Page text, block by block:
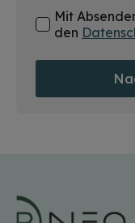
Datenschutz
*
Mit
den